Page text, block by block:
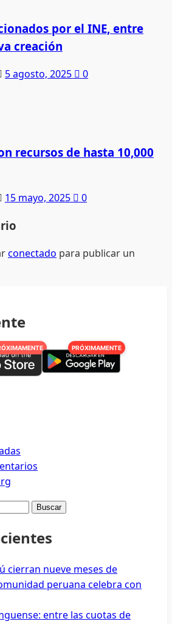
por el INE, entre
creación
5 agosto, 2025 0
recursos de hasta 10,000
15 mayo, 2025 0
conectado para publicar un
PRÓXIMAMENTE
cierran nueve meses de
peruana celebra con
entre las cuotas de